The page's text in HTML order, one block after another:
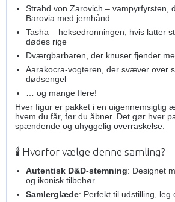
Strahd von Zarovich – vampyrfyrsten,
Barovia med jernhånd
Tasha – heksedronningen, hvis latter
dødes rige
Dværgbarbaren, der knuser fjender
Aarakocra-vogteren, der svæver over
dødsengel
… og mange flere!
Hver figur er pakket i en uigennemsigtig
hvem du får, før du åbner. Det gør hver
spændende og uhyggelig overraskelse.
🕯️ Hvorfor vælge denne samling?
Autentisk D&D-stemning: Designet
og ikonisk tilbehør
Samlerglæde: Perfekt til udstilling, leg